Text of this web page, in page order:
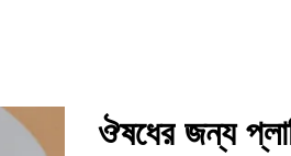
ঔষধের জন্য